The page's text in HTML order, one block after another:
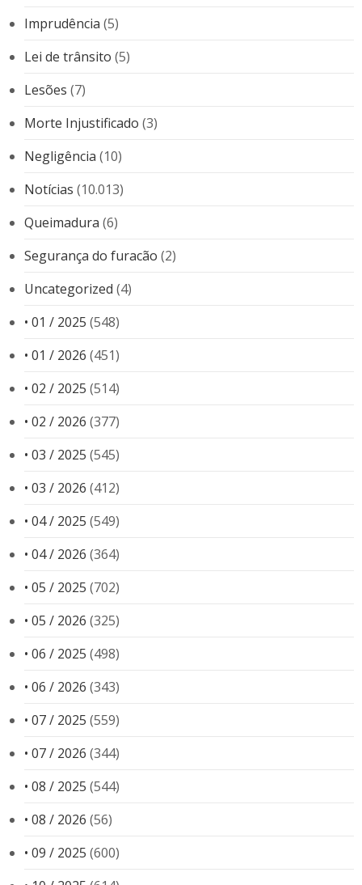
Imprudência (5)
Lei de trânsito (5)
Lesões (7)
Morte Injustificado (3)
Negligência (10)
Notícias (10.013)
Queimadura (6)
Segurança do furacão (2)
Uncategorized (4)
• 01 / 2025 (548)
• 01 / 2026 (451)
• 02 / 2025 (514)
• 02 / 2026 (377)
• 03 / 2025 (545)
• 03 / 2026 (412)
• 04 / 2025 (549)
• 04 / 2026 (364)
• 05 / 2025 (702)
• 05 / 2026 (325)
• 06 / 2025 (498)
• 06 / 2026 (343)
• 07 / 2025 (559)
• 07 / 2026 (344)
• 08 / 2025 (544)
• 08 / 2026 (56)
• 09 / 2025 (600)